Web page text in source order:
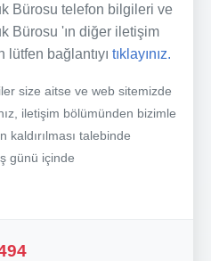
Bürosu telefon bilgileri ve
Bürosu 'ın diğer iletişim
bağlantıyı tıklayınız.
size aitse ve web sitemizde
iletişim bölümünden bizimle
talebinde
günü içinde